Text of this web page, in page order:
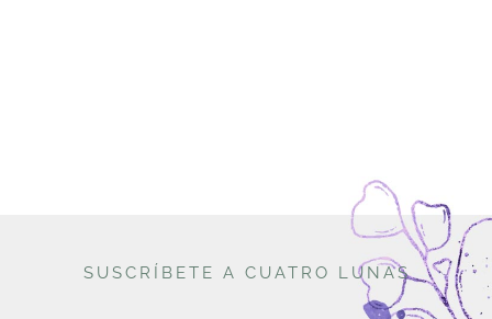
SUSCRÍBETE A CUATRO LUNAS